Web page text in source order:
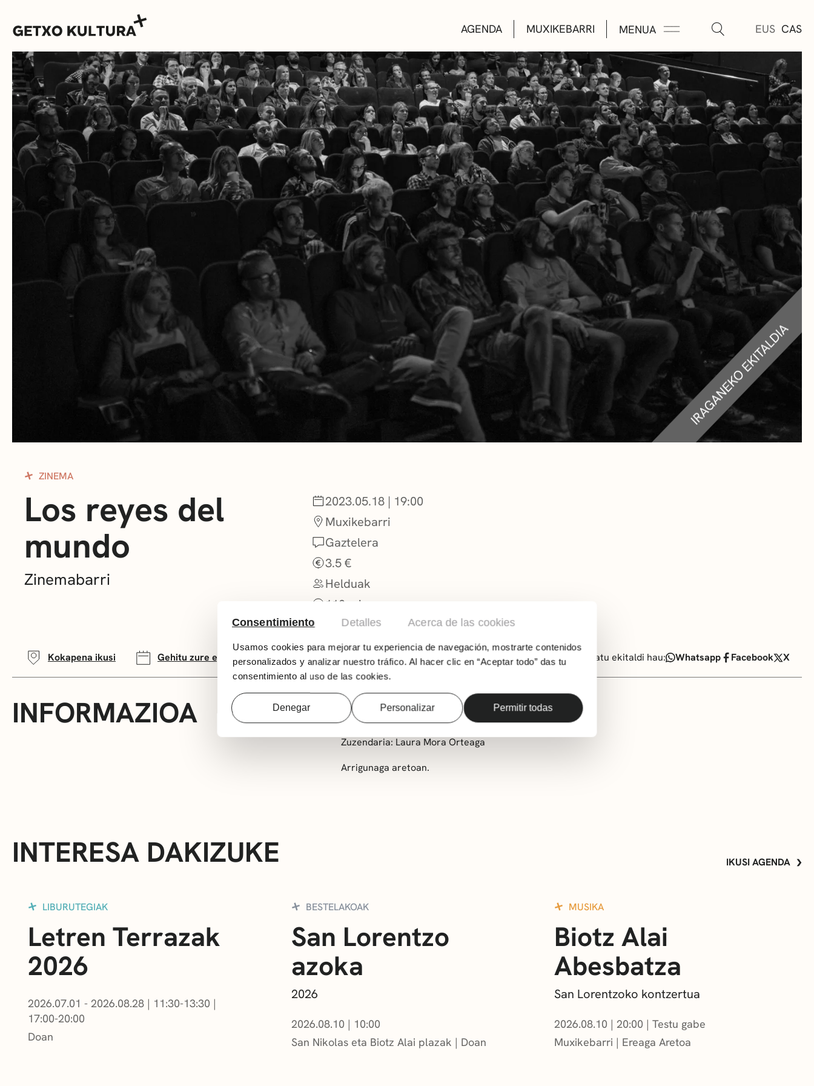
Consentimiento Detalles Acerca de las cookies
Usamos cookies para mejorar tu experiencia de navegación, mostrarte contenidos
personalizados y analizar nuestro tráfico. Al hacer clic en “Aceptar todo” das tu
consentimiento al uso de las cookies.
Denegar Personalizar Permitir todas
AGENDA MUXIKEBARRI MENUA EUS CAS
AGENDA
MUXIKEBARRI
KONTAKTUA
SARRERAK
KULTUR ETXEAK
LIBURUTEGIAK
MUSIKA ESKOLA
DEIALDIAK
BERRIAK
GETXO KULTURA
KULTUR ELKARTEAK
ZINEMA
Los reyes del
mundo
Zinemabarri
2023.05.18 | 19:00
Muxikebarri
Gaztelera
3.5 €
Helduak
110 min.
Kokapena ikusi Gehitu zure egutegira Partekatu ekitaldi hau: Whatsapp Facebook X
INFORMAZIOA
Zuzendaria: Laura Mora Orteaga
Arrigunaga aretoan.
INTERESA DAKIZUKE IKUSI AGENDA
LIBURUTEGIAK
Letren Terrazak
2026
2026.07.01 - 2026.08.28 | 11:30-13:30 |
17:00-20:00
Doan
BESTELAKOAK
San Lorentzo
azoka
2026
2026.08.10 | 10:00
San Nikolas eta Biotz Alai plazak
Doan
MUSIKA
Biotz Alai
Abesbatza
San Lorentzoko kontzertua
2026.08.10 | 20:00
Testu gabe
Muxikebarri | Ereaga Aretoa